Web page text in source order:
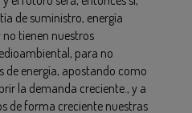
de suministro, energía
tienen nuestros
para no
de energía, apostando como
la demanda creciente., y a
de forma creciente nuestras